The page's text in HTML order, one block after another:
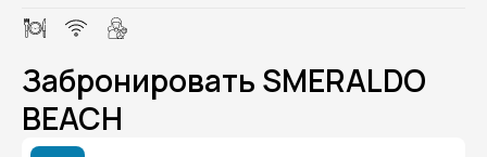
Забронировать SMERALDO
BEACH